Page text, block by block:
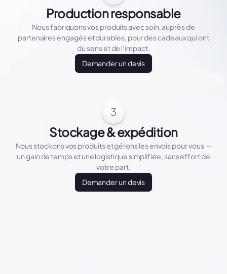
Production responsable
Nous fabriquons vos produits avec soin, auprès de
partenaires engagés et durables, pour des cadeaux qui ont
du sens et de l’impact.
Demander un devis
3
Stockage & expédition
Nous stockons vos produits et gérons les envois pour vous —
un gain de temps et une logistique simplifiée, sans effort de
votre part.
Demander un devis